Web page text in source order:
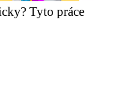
Tyto práce